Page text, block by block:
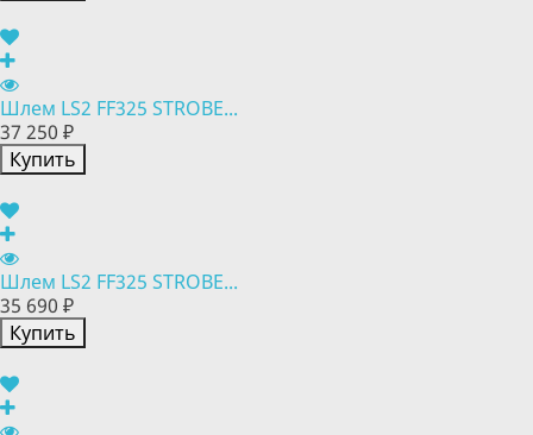
Шлем LS2 FF325 STROBE...
37 250 ₽
Купить
Шлем LS2 FF325 STROBE...
35 690 ₽
Купить